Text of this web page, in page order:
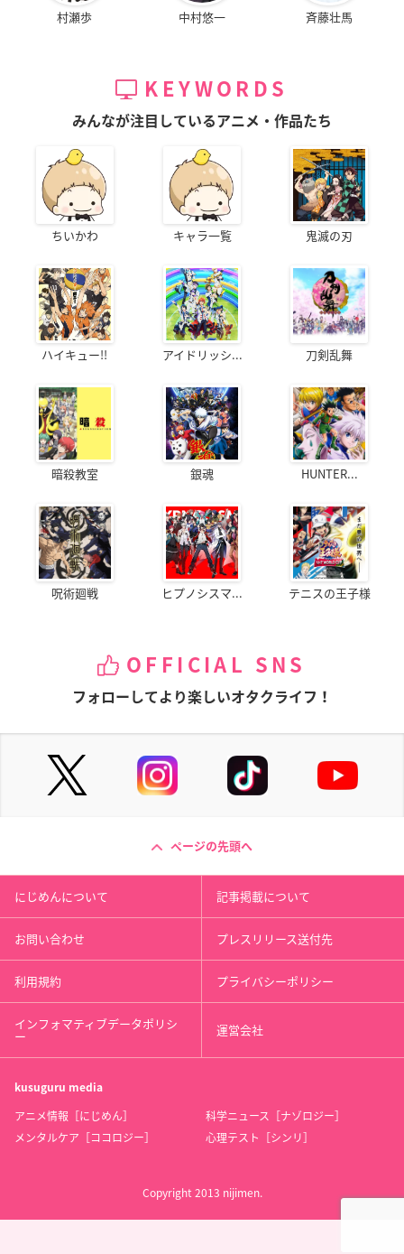
村瀬歩 中村悠一 斉藤壮馬
KEYWORDS
みんなが注目しているアニメ・作品たち
ちいかわ キャラ一覧 鬼滅の刃
ハイキュー!! アイドリッシ... 刀剣乱舞
暗殺教室 銀魂 HUNTER...
呪術廻戦 ヒプノシスマ... テニスの王子様
OFFICIAL SNS
フォローしてより楽しいオタクライフ！
ページの先頭へ
にじめんについて 記事掲載について
お問い合わせ プレスリリース送付先
利用規約 プライバシーポリシー
インフォマティブデータポリシ
ー 運営会社
kusuguru media
アニメ情報［にじめん］
科学ニュース［ナゾロジー］
メンタルケア［ココロジー］
心理テスト［シンリ］
Copyright 2013 nijimen.